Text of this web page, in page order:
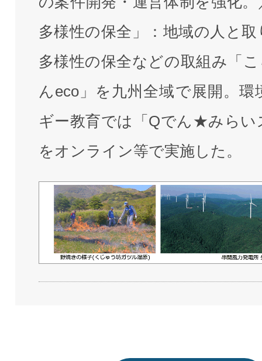
多様性の保全」：地域の人と
多様性の保全などの取組み「
んeco」を九州全域で展開。環
ギー教育では「Qでん★みらい
をオンライン等で実施した。